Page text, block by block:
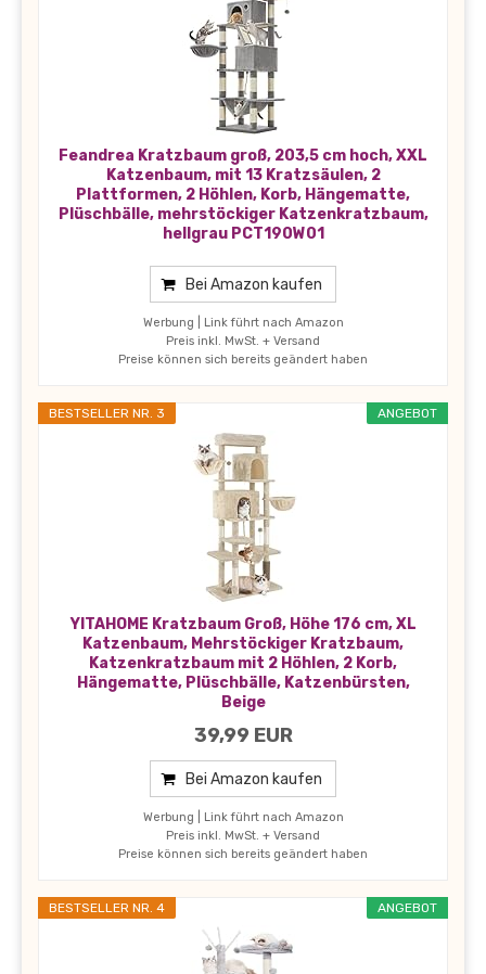
Feandrea Kratzbaum groß, 203,5 cm hoch, XXL
Katzenbaum, mit 13 Kratzsäulen, 2
Plattformen, 2 Höhlen, Korb, Hängematte,
Plüschbälle, mehrstöckiger Katzenkratzbaum,
hellgrau PCT190W01
Bei Amazon kaufen
Werbung | Link führt nach Amazon
Preis inkl. MwSt. + Versand
Preise können sich bereits geändert haben
ANGEBOT
BESTSELLER NR. 3
YITAHOME Kratzbaum Groß, Höhe 176 cm, XL
Katzenbaum, Mehrstöckiger Kratzbaum,
Katzenkratzbaum mit 2 Höhlen, 2 Korb,
Hängematte, Plüschbälle, Katzenbürsten,
Beige
39,99 EUR
Bei Amazon kaufen
Werbung | Link führt nach Amazon
Preis inkl. MwSt. + Versand
Preise können sich bereits geändert haben
ANGEBOT
BESTSELLER NR. 4